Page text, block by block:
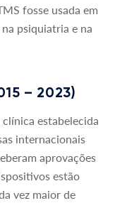
fosse usada em
psiquiatria e na
– 2023)
estabelecida
internacionais
aprovações
estão
vez maior de